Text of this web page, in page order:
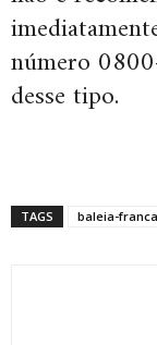
número
desse tipo.
TAGS baleia-franca